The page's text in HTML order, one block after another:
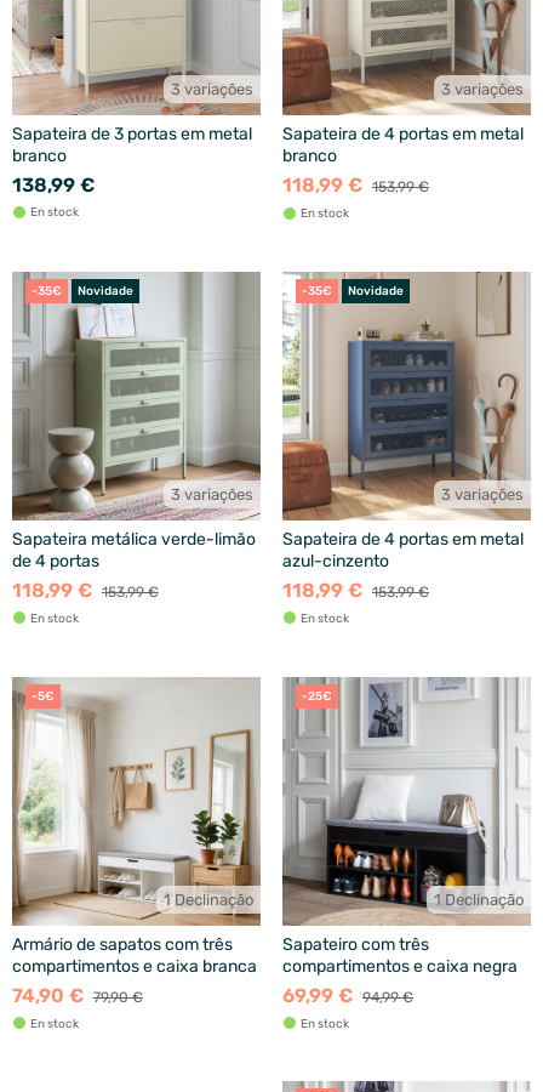
3 variações
Sapateira de 3 portas em metal
branco
138,99 €
En stock
3 variações
Sapateira de 4 portas em metal
branco
118,99 € 153,99 €
En stock
-35€ Novidade
3 variações
Sapateira metálica verde-limão
de 4 portas
118,99 € 153,99 €
En stock
-35€ Novidade
3 variações
Sapateira de 4 portas em metal
azul-cinzento
118,99 € 153,99 €
En stock
-5€
1 Declinação
Armário de sapatos com três
compartimentos e caixa branca
74,90 € 79,90 €
En stock
-25€
1 Declinação
Sapateiro com três
compartimentos e caixa negra
69,99 € 94,99 €
En stock